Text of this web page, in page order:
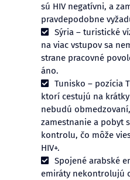
sú HIV negatívni, a
pravdepodobne
Sýria – turistické
na viac vstupov sa
strane pracovné
áno.
Tunisko – pozícia
ktorí cestujú na
nebudú
zamestnanie a pobyt
kontrolu, čo môže
HIV+.
Spojené arabské
emiráty nekontrolujú